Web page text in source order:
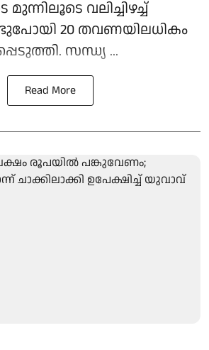
മുന്നിലൂടെ വലിച്ചിഴച്ച്
20 തവണയിലധികം
സന്ധ്യ ...
Read More